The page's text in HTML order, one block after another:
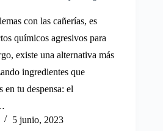
con las cañerías, es
químicos agresivos para
existe una alternativa más
ingredientes que
en tu despensa: el
5 junio, 2023